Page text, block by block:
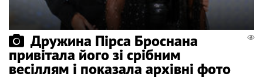
Дружина Пірса Броснана
привітала його зі срібним
весіллям і показала архівні фото